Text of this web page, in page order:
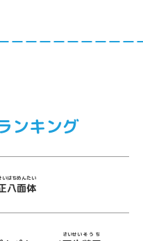
ンキング
八面体
いはちめんたい
さいせい そうち